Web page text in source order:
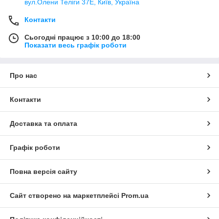
вул.Олени Теліги 37Е, Київ, Україна
Контакти
Сьогодні працює з 10:00 до 18:00
Показати весь графік роботи
Про нас
Контакти
Доставка та оплата
Графік роботи
Повна версія сайту
Сайт створено на маркетплейсі Prom.ua